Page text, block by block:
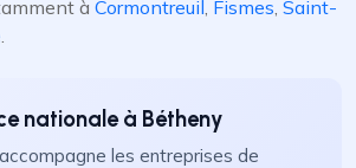
à Cormontreuil, Fismes, Saint-
.
nationale à Bétheny
les entreprises de